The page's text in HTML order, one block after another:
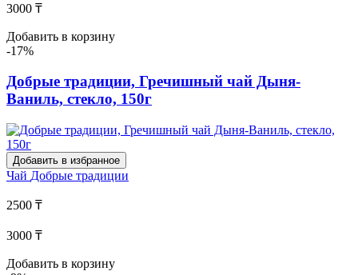
3000 ₸
Добавить в корзину
-17%
Добрые традиции, Гречишный чай Дыня-
Ваниль, стекло, 150г
Добавить в избранное
Чай Добрые традиции
2500 ₸
3000 ₸
Добавить в корзину